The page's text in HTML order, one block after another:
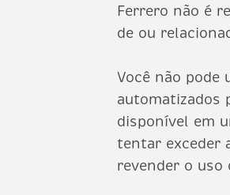
Ferrero não é
de ou
Você não
automatizados
disponível em
tentar exceder
revender o uso